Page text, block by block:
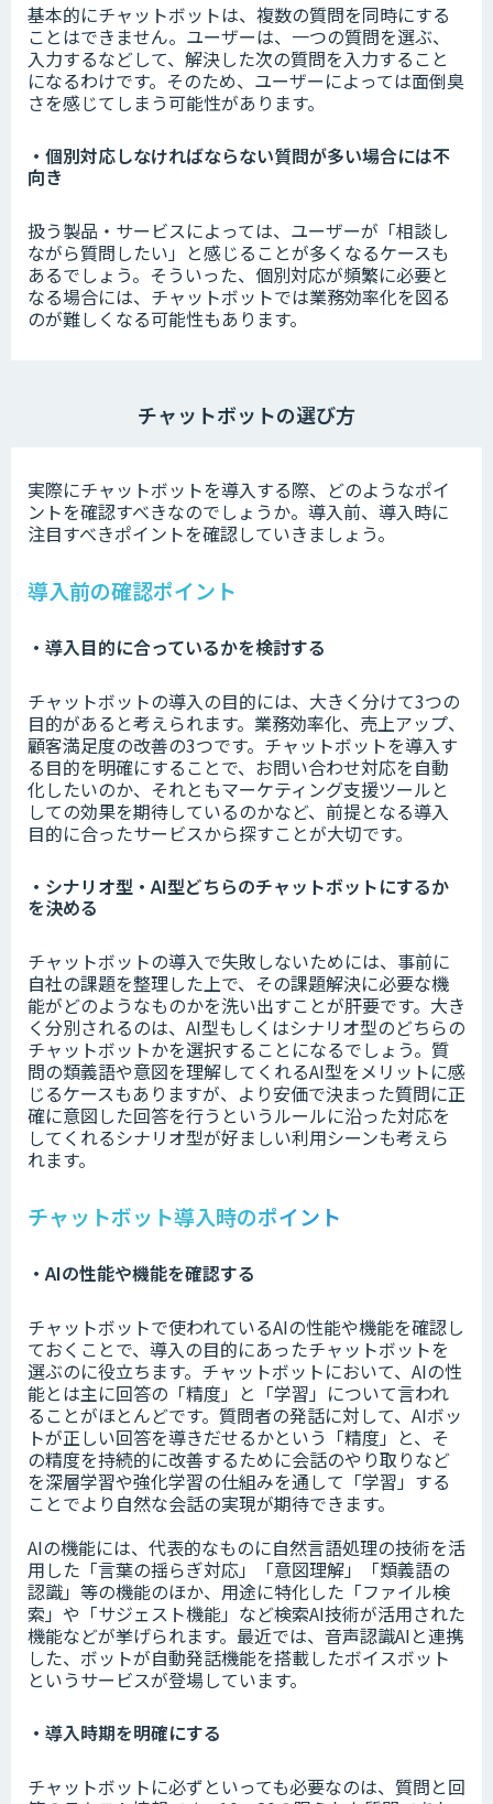
基本的にチャットボットは、複数の質問を同時にする
ことはできません。ユーザーは、一つの質問を選ぶ、
入力するなどして、解決した次の質問を入力すること
になるわけです。そのため、ユーザーによっては面倒臭
さを感じてしまう可能性があります。
・個別対応しなければならない質問が多い場合には不
向き
扱う製品・サービスによっては、ユーザーが「相談し
ながら質問したい」と感じることが多くなるケースも
あるでしょう。そういった、個別対応が頻繁に必要と
なる場合には、チャットボットでは業務効率化を図る
のが難しくなる可能性もあります。
チャットボットの選び方
実際にチャットボットを導入する際、どのようなポイ
ントを確認すべきなのでしょうか。導入前、導入時に
注目すべきポイントを確認していきましょう。
導入前の確認ポイント
・導入目的に合っているかを検討する
チャットボットの導入の目的には、大きく分けて3つの
目的があると考えられます。業務効率化、売上アップ、
顧客満足度の改善の3つです。チャットボットを導入す
る目的を明確にすることで、お問い合わせ対応を自動
化したいのか、それともマーケティング支援ツールと
しての効果を期待しているのかなど、前提となる導入
目的に合ったサービスから探すことが大切です。
・シナリオ型・AI型どちらのチャットボットにするか
を決める
チャットボットの導入で失敗しないためには、事前に
自社の課題を整理した上で、その課題解決に必要な機
能がどのようなものかを洗い出すことが肝要です。大き
く分別されるのは、AI型もしくはシナリオ型のどちらの
チャットボットかを選択することになるでしょう。質
問の類義語や意図を理解してくれるAI型をメリットに感
じるケースもありますが、より安価で決まった質問に正
確に意図した回答を行うというルールに沿った対応を
してくれるシナリオ型が好ましい利用シーンも考えら
れます。
チャットボット導入時のポイント
・AIの性能や機能を確認する
チャットボットで使われているAIの性能や機能を確認し
ておくことで、導入の目的にあったチャットボットを
選ぶのに役立ちます。チャットボットにおいて、AIの性
能とは主に回答の「精度」と「学習」について言われ
ることがほとんどです。質問者の発話に対して、AIボッ
トが正しい回答を導きだせるかという「精度」と、そ
の精度を持続的に改善するために会話のやり取りなど
を深層学習や強化学習の仕組みを通して「学習」する
ことでより自然な会話の実現が期待できます。
AIの機能には、代表的なものに自然言語処理の技術を活
用した「言葉の揺らぎ対応」「意図理解」「類義語の
認識」等の機能のほか、用途に特化した「ファイル検
索」や「サジェスト機能」など検索AI技術が活用された
機能などが挙げられます。最近では、音声認識AIと連携
した、ボットが自動発話機能を搭載したボイスボット
というサービスが登場しています。
・導入時期を明確にする
チャットボットに必ずといっても必要なのは、質問と回